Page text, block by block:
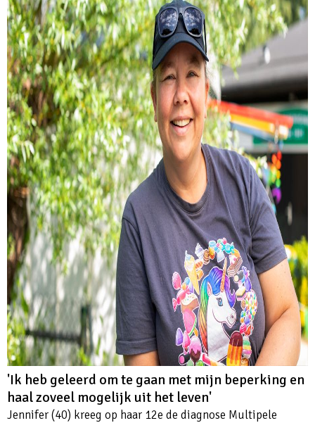
'Ik heb geleerd om te gaan met mijn beperking en
haal zoveel mogelijk uit het leven'
Jennifer (40) kreeg op haar 12e de diagnose Multipele